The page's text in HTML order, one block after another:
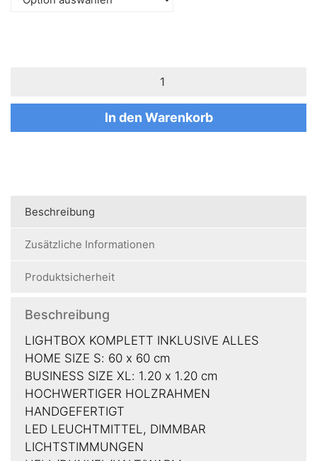
In den Warenkorb
Beschreibung
Zusätzliche Informationen
Produktsicherheit
Beschreibung
LIGHTBOX KOMPLETT INKLUSIVE ALLES
HOME SIZE S: 60 x 60 cm
BUSINESS SIZE XL: 1.20 x 1.20 cm
HOCHWERTIGER HOLZRAHMEN
HANDGEFERTIGT
LED LEUCHTMITTEL, DIMMBAR
LICHTSTIMMUNGEN